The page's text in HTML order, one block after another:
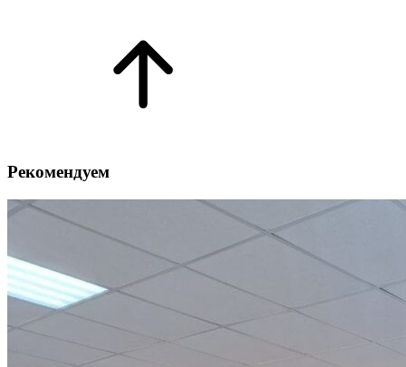
Рекомендуем